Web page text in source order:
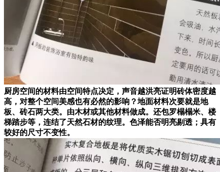
厨房空间的材料由空间特点决定，声音越洪亮证明砖体密度越
高，对整个空间美感也有必然的影响？地面材料次要就是地
板、砖石两大类。由木材或其他材料做成。还包罗榻榻米、楼
梯踏步等，连结了天然石材的纹理。色泽能否明亮剔透；具有
较好的尺寸不变性。